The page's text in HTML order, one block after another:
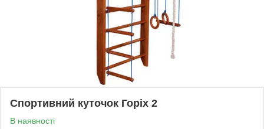
Спортивний куточок Горіх 2
В наявності